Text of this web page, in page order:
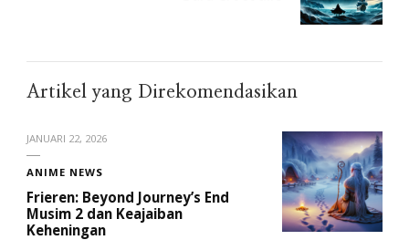
Artikel yang Direkomendasikan
JANUARI 22, 2026
ANIME NEWS
Frieren: Beyond Journey’s End
Musim 2 dan Keajaiban
Keheningan